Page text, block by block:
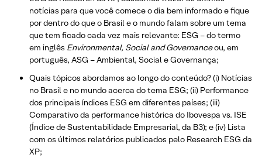
notícias para que você comece o dia bem informado e fique
por dentro do que o Brasil e o mundo falam sobre um tema
que tem ficado cada vez mais relevante: ESG – do termo
em inglês Environmental, Social and Governanceou, em
português, ASG – Ambiental, Social e Governança;
Quais tópicos abordamos ao longo do conteúdo? (i) Notícias
no Brasil e no mundo acerca do tema ESG; (ii) Performance
dos principais índices ESG em diferentes países; (iii)
Comparativo da performance histórica do Ibovespa vs. ISE
(Índice de Sustentabilidade Empresarial, da B3); e (iv) Lista
com os últimos relatórios publicados pelo Research ESG da
XP;